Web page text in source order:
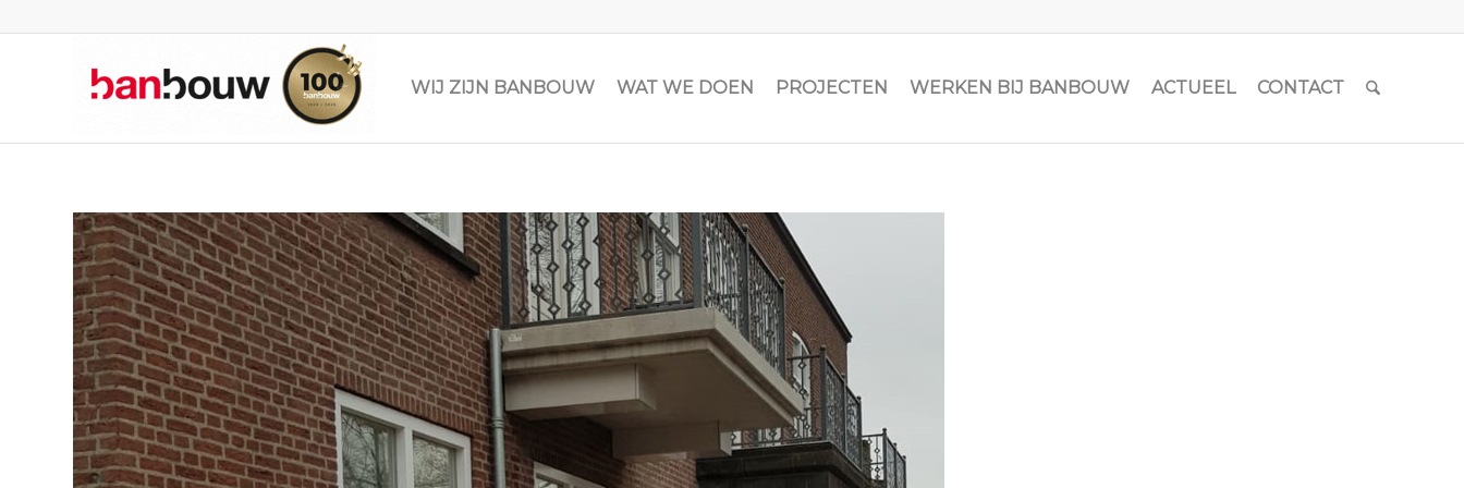
WIJ ZIJN BANBOUW WAT WE DOEN PROJECTEN WERKEN BIJ BANBOUW ACTUEEL CONTACT